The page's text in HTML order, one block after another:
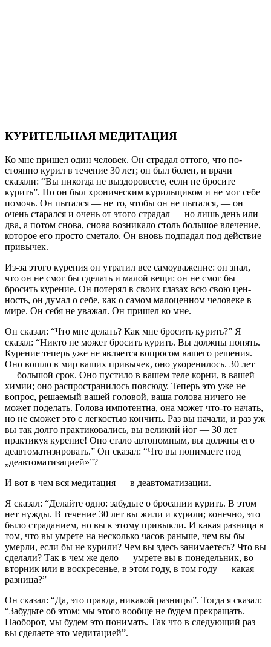
КУРИТЕЛЬНАЯ МЕДИТАЦИЯ
Ко мне пришел один человек. Он страдал оттого, что по­
стоянно курил в течение 30 лет; он был болен, и врачи
сказали: “Вы никогда не выздоровеете, если не бросите
курить”. Но он был хроническим курильщиком и не мог себе
помочь. Он пытался — не то, чтобы он не пытался, — он
очень ста­рался и очень от этого страдал — но лишь день или
два, а потом снова, снова возникало столь большое влечение,
кото­рое его просто сметало. Он вновь подпадал под действие
привычек.
Из-за этого курения он утратил все самоуважение: он знал,
что он не смог бы сделать и малой вещи: он не смог бы
бросить курение. Он потерял в своих глазах всю свою цен­
ность, он думал о себе, как о самом малоценном человеке в
мире. Он себя не уважал. Он пришел ко мне.
Он сказал: “Что мне делать? Как мне бросить курить?” Я
сказал: “Никто не может бросить курить. Вы должны понять.
Курение теперь уже не является вопросом вашего ре­шения.
Оно вошло в мир ваших привычек, оно укоренилось. 30 лет
— большой срок. Оно пустило в вашем теле корни, в вашей
химии; оно распространилось повсюду. Теперь это уже не
вопрос, решаемый вашей головой, ваша голова ниче­го не
может поделать. Голова импотентна, она может что-то начать,
но не сможет это с легкостью кончить. Раз вы нача­ли, и раз уж
вы так долго практиковались, вы великий йог — 30 лет
практикуя курение! Оно стало автономным, вы должны его
деавтоматизировать.” Он сказал: “Что вы понимаете под
„деавтоматизацией»”?
И вот в чем вся медитация — в деавтоматизации.
Я сказал: “Делайте одно: забудьте о бросании курить. В этом
нет нужды. В течение 30 лет вы жили и курили; конечно, это
было страданием, но вы к этому привыкли. И какая разница в
том, что вы умрете на несколько часов раньше, чем вы бы
умерли, если бы не курили? Чем вы здесь занима­етесь? Что вы
сделали? Так в чем же дело — умрете вы в по­недельник, во
вторник или в воскресенье, в этом году, в том году — какая
разница?”
Он сказал: “Да, это правда, никакой разницы”. Тогда я сказал:
“Забудьте об этом: мы этого вообще не будем прекращать.
Наоборот, мы будем это понимать. Так что в следую­щий раз
вы сделаете это медитацией”.